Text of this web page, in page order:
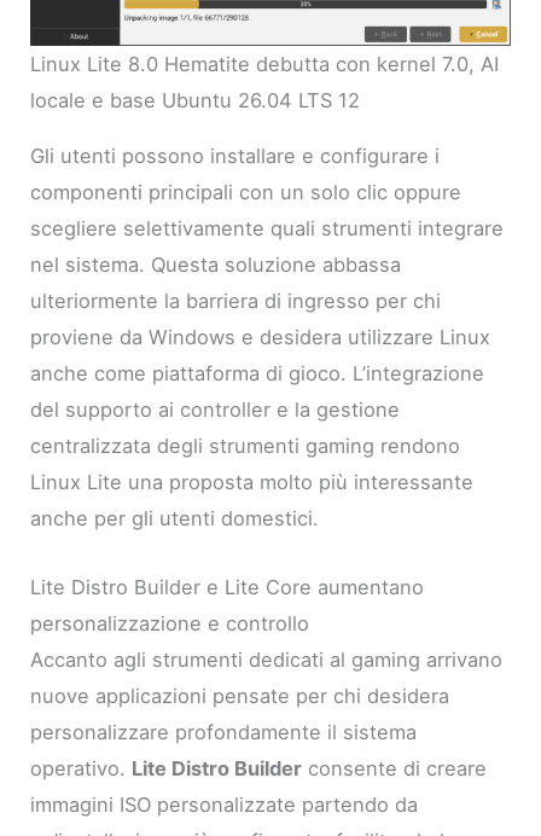
Linux Lite 8.0 Hematite debutta con kernel 7.0, AI
locale e base Ubuntu 26.04 LTS 12
Gli utenti possono installare e configurare i
componenti principali con un solo clic oppure
scegliere selettivamente quali strumenti integrare
nel sistema. Questa soluzione abbassa
ulteriormente la barriera di ingresso per chi
proviene da Windows e desidera utilizzare Linux
anche come piattaforma di gioco. L’integrazione
del supporto ai controller e la gestione
centralizzata degli strumenti gaming rendono
Linux Lite una proposta molto più interessante
anche per gli utenti domestici.
Lite Distro Builder e Lite Core aumentano
personalizzazione e controllo
Accanto agli strumenti dedicati al gaming arrivano
nuove applicazioni pensate per chi desidera
personalizzare profondamente il sistema
operativo. Lite Distro Builder consente di creare
immagini ISO personalizzate partendo da